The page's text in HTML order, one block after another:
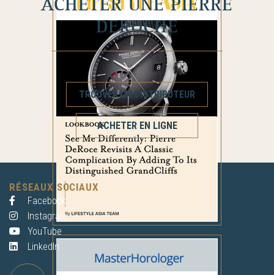
ACHETER UNE PIERRE
DEROCHE
TROUVER UN DISTRIBUTEUR
ACHETER EN LIGNE
RÉSEAUX SOCIAUX
Facebook
Instagram
YouTube
LinkedIn